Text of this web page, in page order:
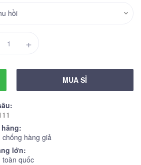
+
MUA SỈ
hàng giả
lớn:
toàn quốc